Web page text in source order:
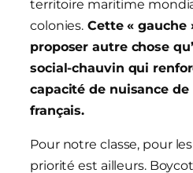
territoire maritime
colonies. Cette « gauche
proposer autre chose
social-chauvin qui
capacité de nuisance de
français.
Pour notre classe, pour
priorité est ailleurs.